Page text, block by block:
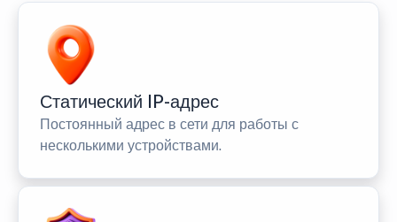
Статический IP-адрес
Постоянный адрес в сети для работы с
несколькими устройствами.